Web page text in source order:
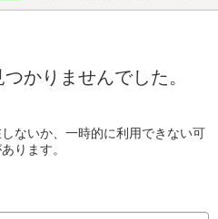
かりませんでした。
ないか、一時的に利用できない可
ります。